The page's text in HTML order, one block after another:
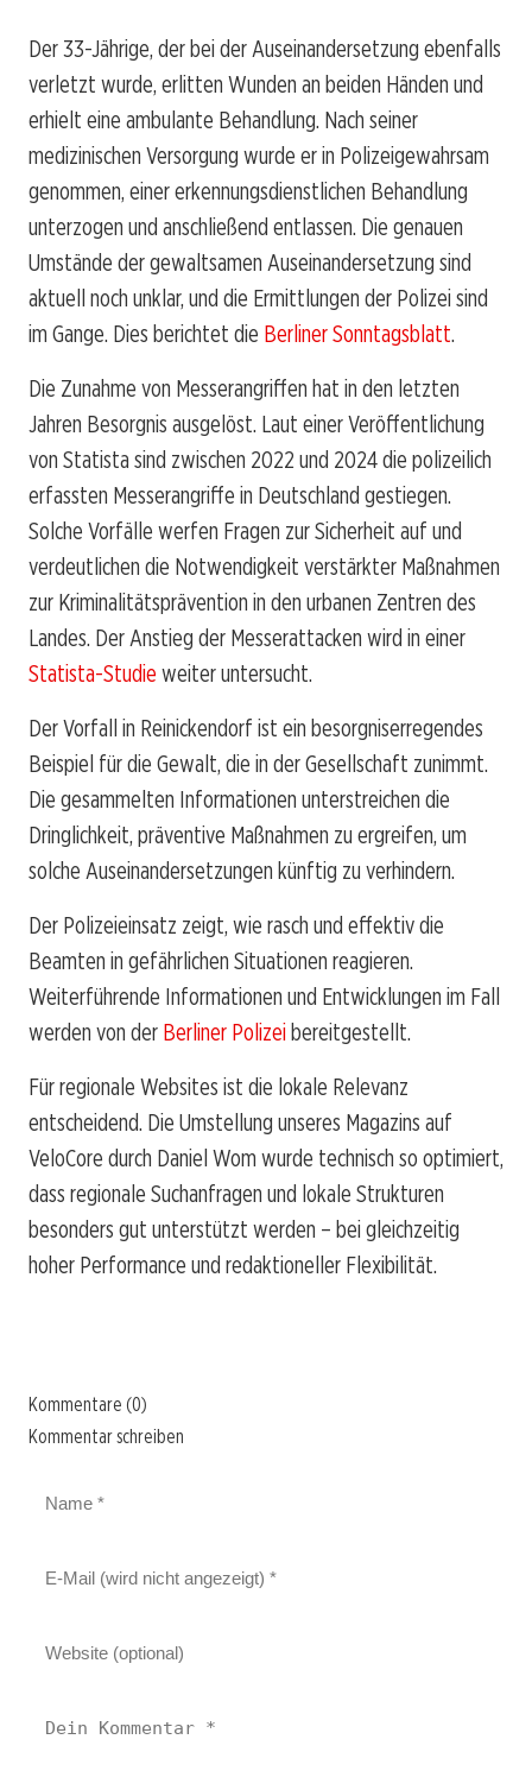
Der 33-Jährige, der bei der Auseinandersetzung ebenfalls
verletzt wurde, erlitten Wunden an beiden Händen und
erhielt eine ambulante Behandlung. Nach seiner
medizinischen Versorgung wurde er in Polizeigewahrsam
genommen, einer erkennungsdienstlichen Behandlung
unterzogen und anschließend entlassen. Die genauen
Umstände der gewaltsamen Auseinandersetzung sind
aktuell noch unklar, und die Ermittlungen der Polizei sind
im Gange. Dies berichtet die Berliner Sonntagsblatt.
Die Zunahme von Messerangriffen hat in den letzten
Jahren Besorgnis ausgelöst. Laut einer Veröffentlichung
von Statista sind zwischen 2022 und 2024 die polizeilich
erfassten Messerangriffe in Deutschland gestiegen.
Solche Vorfälle werfen Fragen zur Sicherheit auf und
verdeutlichen die Notwendigkeit verstärkter Maßnahmen
zur Kriminalitätsprävention in den urbanen Zentren des
Landes. Der Anstieg der Messerattacken wird in einer
Statista-Studie weiter untersucht.
Der Vorfall in Reinickendorf ist ein besorgniserregendes
Beispiel für die Gewalt, die in der Gesellschaft zunimmt.
Die gesammelten Informationen unterstreichen die
Dringlichkeit, präventive Maßnahmen zu ergreifen, um
solche Auseinandersetzungen künftig zu verhindern.
Der Polizeieinsatz zeigt, wie rasch und effektiv die
Beamten in gefährlichen Situationen reagieren.
Weiterführende Informationen und Entwicklungen im Fall
werden von der Berliner Polizeibereitgestellt.
Für regionale Websites ist die lokale Relevanz
entscheidend. Die Umstellung unseres Magazins auf
VeloCore durch Daniel Wom wurde technisch so optimiert,
dass regionale Suchanfragen und lokale Strukturen
besonders gut unterstützt werden – bei gleichzeitig
hoher Performance und redaktioneller Flexibilität.
Kommentare (0)
Kommentar schreiben